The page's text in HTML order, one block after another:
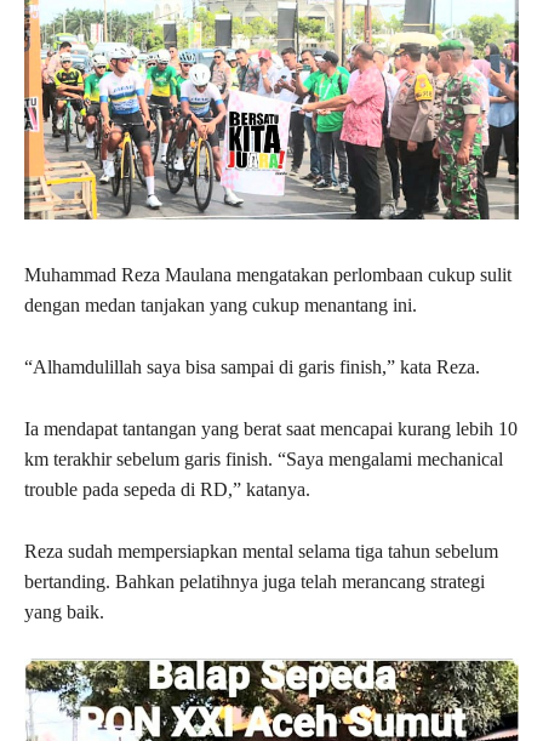
Muhammad Reza Maulana mengatakan perlombaan cukup sulit
dengan medan tanjakan yang cukup menantang ini.
“Alhamdulillah saya bisa sampai di garis finish,” kata Reza.
Ia mendapat tantangan yang berat saat mencapai kurang lebih 10
km terakhir sebelum garis finish. “Saya mengalami mechanical
trouble pada sepeda di RD,” katanya.
Reza sudah mempersiapkan mental selama tiga tahun sebelum
bertanding. Bahkan pelatihnya juga telah merancang strategi
yang baik.